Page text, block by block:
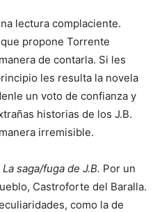
lectura complaciente.
propone Torrente
de contarla. Si les
les resulta la novela
un voto de confianza y
historias de los J.B.
irremisible.
La saga/fuga de J.B. Por un
Castroforte del Baralla.
como la de